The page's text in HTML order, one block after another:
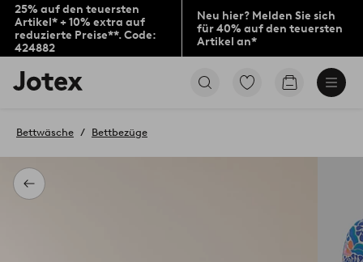
25% auf den teuersten
Artikel* + 10% extra auf
reduzierte Preise**. Code:
424882
Neu hier? Melden Sie sich
für 40% auf den teuersten
Artikel an*
Jotex-
Logo
Startseite
Zu
Produkten
Zum
Zurück
Bettwäsche Bettbezüge